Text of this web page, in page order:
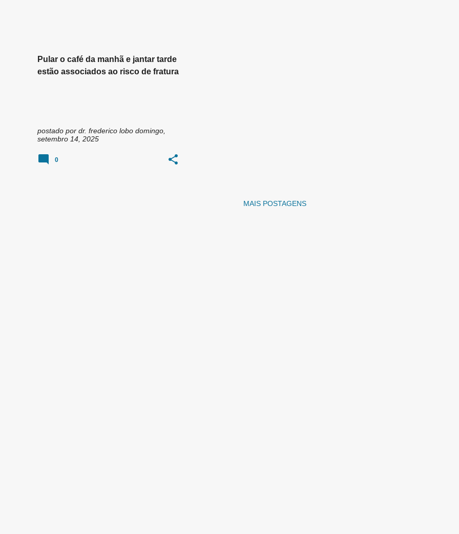
Pular o café da manhã e jantar tarde
estão associados ao risco de fratura
postado por dr. frederico lobo domingo,
setembro 14, 2025
0
MAIS POSTAGENS